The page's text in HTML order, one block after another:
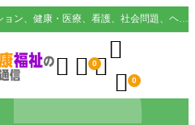
介護保険、福祉情勢、リハビリテーション、健康・医療、看護、社会問題、ヘルスケア業界など様々な切り口から役立つ情報を配信。
  0

 0